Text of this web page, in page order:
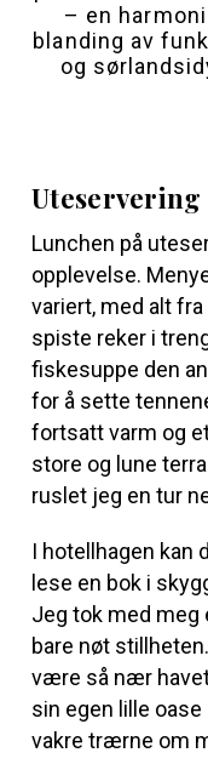
– en
blanding av
og
Uteservering
Lunchen på
opplevelse.
variert, med alt
spiste reker i
fiskesuppe den
for å sette
fortsatt varm og
store og lune
ruslet jeg en tur
I hotellhagen kan
lese en bok i
Jeg tok med meg
bare nøt
være så nær
sin egen lille
vakre trærne om